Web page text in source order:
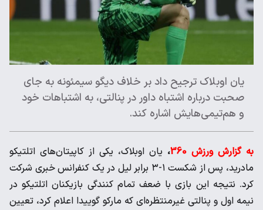
یان اوبلاک ترجیح داد بر خلاف دیگو سیمئونه به جای
صحبت درباره اشتباه داور در پنالتی، به اشتباهات خود
و هم‌تیمی‌هایش اشاره کند.
به گزارش ورزش 360 ، یان اوبلاک، یکی از کاپیتان‌های اتلتیکو
مادرید، پس از شکست ۱-۳ برابر لیل در یک کنفرانس خبری شرکت
کرد. نتیجه این بازی با ضعف تمام کنندگی بازیکنان اتلتیکو در
نیمه اول و پنالتی غیرمنتظره‌ای که مارکو گوییدا اعلام کرد، تعیین